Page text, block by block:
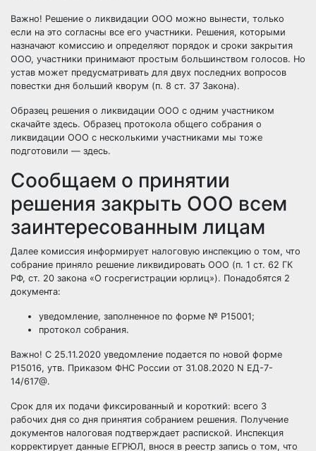
Важно! Решение о ликвидации ООО можно вынести, только
если на это согласны все его участники. Решения, которыми
назначают комиссию и определяют порядок и сроки закрытия
ООО, участники принимают простым большинством голосов. Но
устав может предусматривать для двух последних вопросов
повестки дня больший кворум (п. 8 ст. 37 Закона).
Образец решения о ликвидации ООО с одним участником
скачайте здесь. Образец протокола общего собрания о
ликвидации ООО с несколькими участниками мы тоже
подготовили — здесь.
Сообщаем о принятии
решения закрыть ООО всем
заинтересованным лицам
Далее комиссия информирует налоговую инспекцию о том, что
собрание приняло решение ликвидировать ООО (п. 1 ст. 62 ГК
РФ, ст. 20 закона «О госрегистрации юрлиц»). Понадобятся 2
документа:
уведомление, заполненное по форме № Р15001;
протокол собрания.
Важно! С 25.11.2020 уведомление подается по новой форме
Р15016, утв. Приказом ФНС России от 31.08.2020 N ЕД-7-
14/617@.
Срок для их подачи фиксированный и короткий: всего 3
рабочих дня со дня принятия собранием решения. Получение
документов налоговая подтверждает распиской. Инспекция
корректирует данные ЕГРЮЛ, внося в реестр запись о том, что